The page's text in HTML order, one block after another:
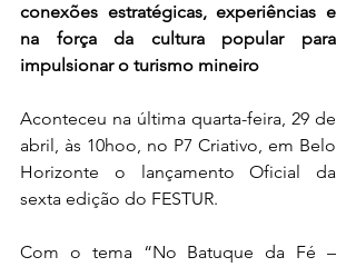
conexões estratégicas, experiências e
na força da cultura popular para
impulsionar o turismo mineiro
Aconteceu na última quarta-feira, 29 de
abril, às 10hoo, no P7 Criativo, em Belo
Horizonte o lançamento Oficial da
sexta edição do FESTUR.
Com o tema “No Batuque da Fé –